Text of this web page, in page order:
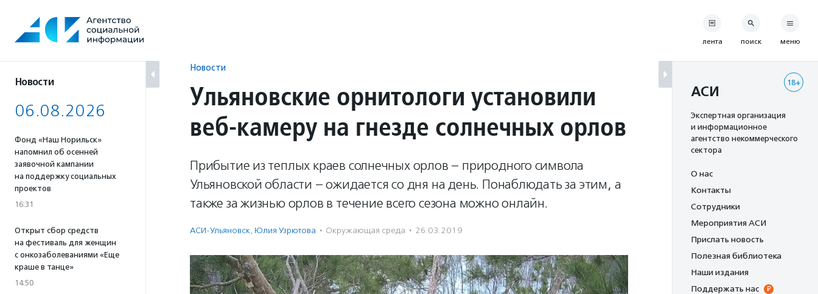
содержанию
Новости
06.08.2026
Фонд «Наш Норильск»
напомнил об осенней
заявочной кампании
на поддержку социальных
проектов
16:31
Открыт сбор средств
на фестиваль для женщин
с онкозаболеваниями «Еще
краше в танце»
14:50
Новости
Ульяновские орнитологи установили
веб-камеру на гнезде солнечных орлов
Прибытие из теплых краев солнечных орлов – природного символа
Ульяновской области – ожидается со дня на день. Понаблюдать за этим, а
также за жизнью орлов в течение всего сезона можно онлайн.
АСИ-Ульяновск, Юлия Узрютова · Окружающая среда · 26.03.2019
лента поиск меню
18+
АСИ
Экспертная организация
и информационное
агентство некоммерческого
сектора
О нас
Контакты
Сотрудники
Мероприятия АСИ
Прислать новость
Полезная библиотека
Наши издания
Поддержать нас